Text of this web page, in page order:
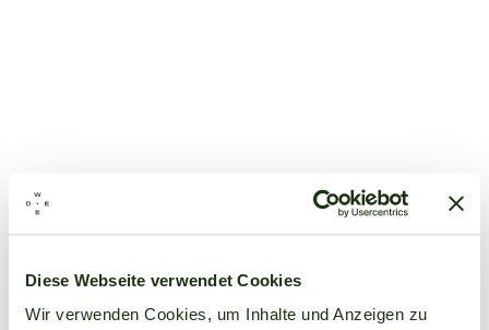
Diese Webseite verwendet Cookies
Wir verwenden Cookies, um Inhalte und Anzeigen zu